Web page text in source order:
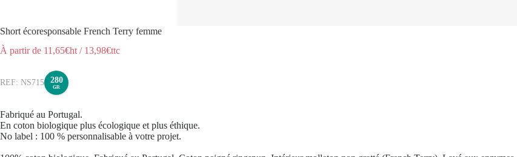
Short écoresponsable French Terry femme
À partir de 11,65€ht / 13,98€ttc
NS715 280
GR
Fabriqué au Portugal.
En coton biologique plus écologique et plus éthique.
No label : 100 % personnalisable à votre projet.